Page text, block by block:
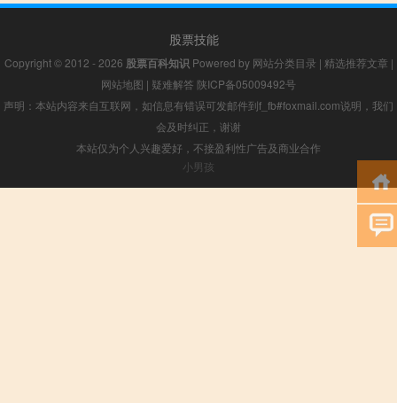
股票技能
Copyright © 2012 - 2026 股票百科知识 Powered by 网站分类目录 | 精选推荐文章 |
网站地图 | 疑难解答 陕ICP备05009492号
声明：本站内容来自互联网，如信息有错误可发邮件到f_fb#foxmail.com说明，我们
会及时纠正，谢谢
本站仅为个人兴趣爱好，不接盈利性广告及商业合作
小男孩